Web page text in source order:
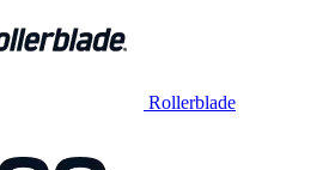
Rollerblade